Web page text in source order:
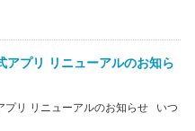
アプリ リニューアルのお知ら
プリ リニューアルのお知らせ いつ